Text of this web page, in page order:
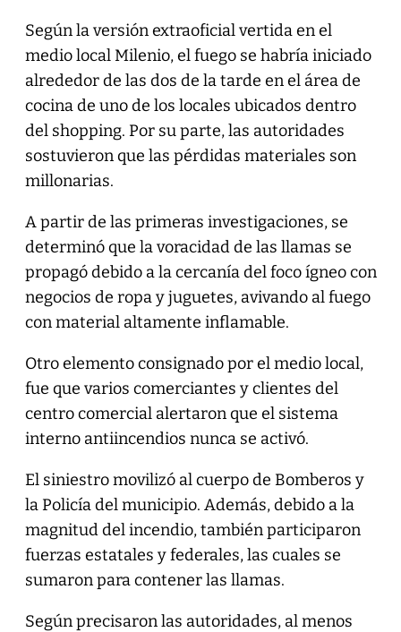
Según la versión extraoficial vertida en el
medio local Milenio, el fuego se habría iniciado
alrededor de las dos de la tarde en el área de
cocina de uno de los locales ubicados dentro
del shopping. Por su parte, las autoridades
sostuvieron que las pérdidas materiales son
millonarias.
A partir de las primeras investigaciones, se
determinó que la voracidad de las llamas se
propagó debido a la cercanía del foco ígneo con
negocios de ropa y juguetes, avivando al fuego
con material altamente inflamable.
Otro elemento consignado por el medio local,
fue que varios comerciantes y clientes del
centro comercial alertaron que el sistema
interno antiincendios nunca se activó.
El siniestro movilizó al cuerpo de Bomberos y
la Policía del municipio. Además, debido a la
magnitud del incendio, también participaron
fuerzas estatales y federales, las cuales se
sumaron para contener las llamas.
Según precisaron las autoridades, al menos